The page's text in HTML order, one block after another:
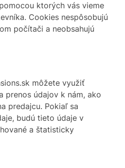
ktorých vás vieme
Cookies nespôsobujú
počítači a neobsahujú
môžete využiť
prenos údajov k nám, ako
predajcu. Pokiaľ sa
budú tieto údaje v
a štatisticky